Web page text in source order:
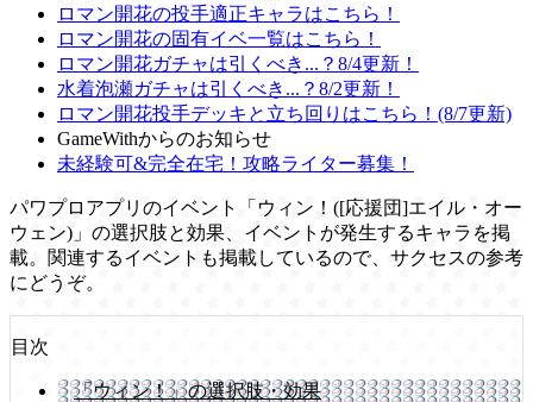
ロマン開花の投手適正キャラはこちら！
ロマン開花の固有イベ一覧はこちら！
ロマン開花ガチャは引くべき...？8/4更新！
水着泡瀬ガチャは引くべき...？8/2更新！
ロマン開花投手デッキと立ち回りはこちら！(8/7更新)
GameWithからのお知らせ
未経験可&完全在宅！攻略ライター募集！
パワプロアプリのイベント「ウィン！([応援団]エイル・オー
ウェン)」の選択肢と効果、イベントが発生するキャラを掲
載。関連するイベントも掲載しているので、サクセスの参考
にどうぞ。
目次
「ウィン！」の選択肢・効果